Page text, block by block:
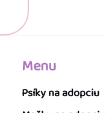
Menu
Psíky na adopciu